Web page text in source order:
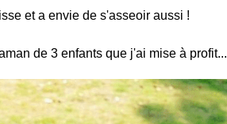
et a envie de s'asseoir aussi !
de 3 enfants que j'ai mise à profit...